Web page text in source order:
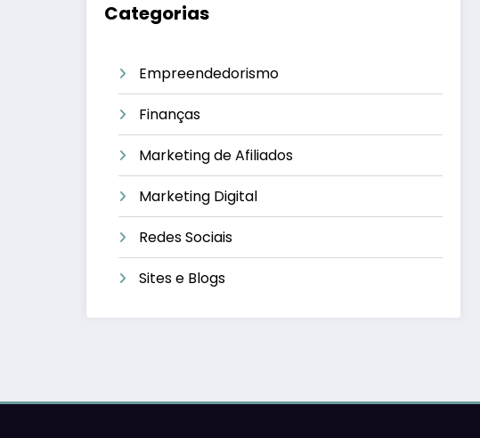
Categorias
Empreendedorismo
Finanças
Marketing de Afiliados
Marketing Digital
Redes Sociais
Sites e Blogs